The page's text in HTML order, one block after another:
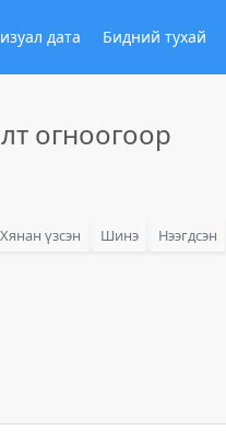
дата Бидний тухай
огноогоор
Хянан үзсэн Шинэ Нээгдсэн